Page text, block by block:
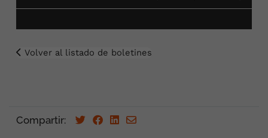
Volver al listado de boletines
Compartir: